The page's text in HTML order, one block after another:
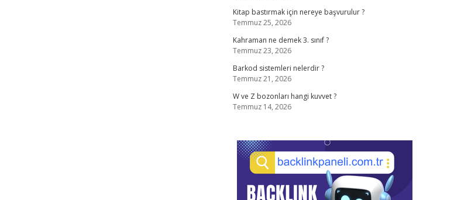
Kitap bastırmak için nereye başvurulur ?
Temmuz 25, 2026
Kahraman ne demek 3. sınıf ?
Temmuz 23, 2026
Barkod sistemleri nelerdir ?
Temmuz 21, 2026
W ve Z bozonları hangi kuvvet ?
Temmuz 14, 2026